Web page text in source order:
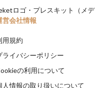
ロゴ・プレスキット（メデ
営会社情報
用規約
ライバシーポリシー
の利用について
人情報の取り扱いについて